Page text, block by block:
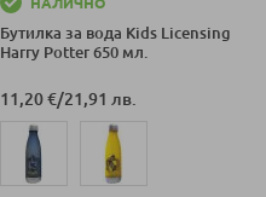
НАЛИЧНО
Бутилка за вода Kids Licensing
Harry Potter 650 мл.
11,20 €/21,91 лв.